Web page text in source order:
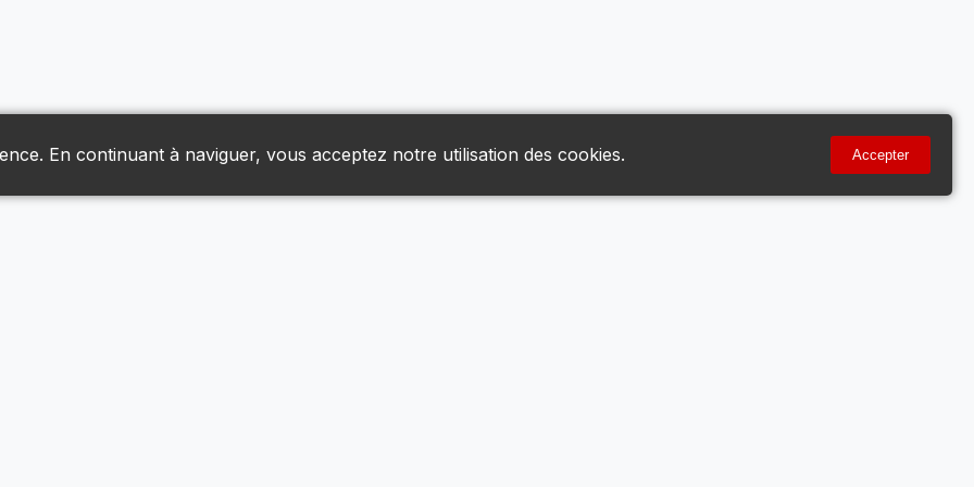
En continuant à naviguer, vous acceptez notre utilisation des cookies. Accepter